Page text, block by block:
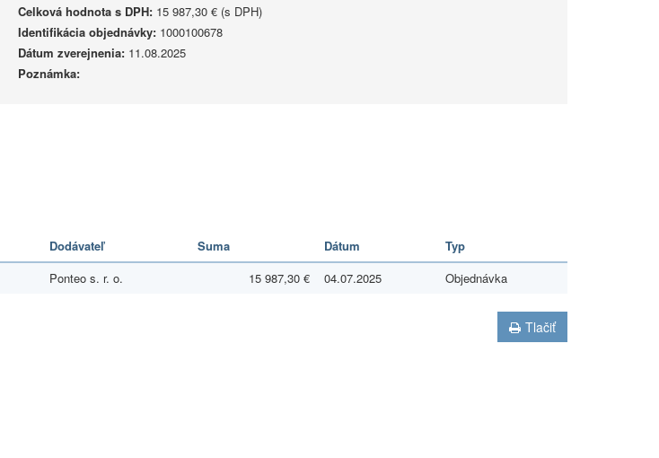
Celková hodnota s DPH:15 987,30 € (s DPH)
Identifikácia objednávky:1000100678
Dátum zverejnenia:11.08.2025
Poznámka:
Dodávateľ Suma Dátum
Typ
Ponteo s. r. o. 15 987,30 € 04.07.2025 Objednávka
Tlačiť